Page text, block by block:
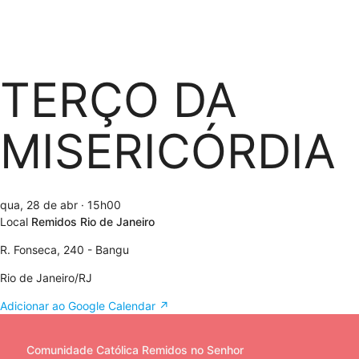
TERÇO DA
MISERICÓRDIA
qua, 28 de abr · 15h00
Local Remidos Rio de Janeiro
R. Fonseca, 240 - Bangu
Rio de Janeiro/RJ
Adicionar ao Google Calendar ↗
Comunidade Católica Remidos no Senhor